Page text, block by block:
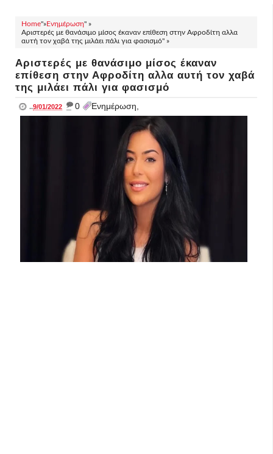
Home"»Ενημέρωση" »
Αριστερές με θανάσιμο μίσος έκαναν επίθεση στην Αφροδίτη αλλα
αυτή τον χαβά της μιλάει πάλι για φασισμό" »
Αριστερές με θανάσιμο μίσος έκαναν
επίθεση στην Αφροδίτη αλλα αυτή τον χαβά
της μιλάει πάλι για φασισμό
..9/01/2022 _ 0 Ενημέρωση,